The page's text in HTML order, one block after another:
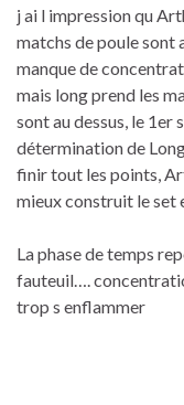
j ai l impression qu
matchs de poule sont
manque de
mais long prend les
sont au dessus, le 1er
détermination de
finir tout les points,
mieux construit le
La phase de temps
fauteuil….
trop s enflammer